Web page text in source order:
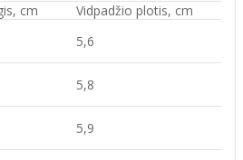
cm
Vidpadžio plotis, cm
5,6
5,8
5,9